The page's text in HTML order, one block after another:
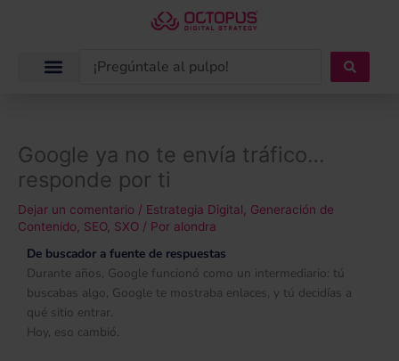
Search
Google ya no te envía tráfico…
responde por ti
Dejar un comentario / Estrategia Digital
Generación de
Contenido
SEO, SXO / Por alondra
De buscador a fuente de respuestas
Durante años, Google funcionó como un intermediario: tú
buscabas algo, Google te mostraba enlaces, y tú decidías a
qué sitio entrar.
Hoy, eso cambió.